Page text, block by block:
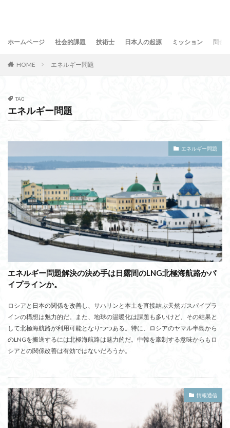
ホームページ 社会的課題 技術士 日本人の起源 ミッション 問合
HOME エネルギー問題
TAG
エネルギー問題
エネルギー問題
エネルギー問題解決の決め手は日露間のLNG北極海航路かパ
イプラインか。
ロシアと日本の関係を改善し、サハリンと本土を直接結ぶ天然ガスパイプラ
インの構想は魅力的だ。また、地球の温暖化は課題も多いけど、その結果と
して北極海航路が利用可能となりつつある。特に、ロシアのヤマル半島から
のLNGを搬送するには北極海航路は魅力的だ。中韓を牽制する意味からもロ
シアとの関係改善は有効ではないだろうか。
情報通信